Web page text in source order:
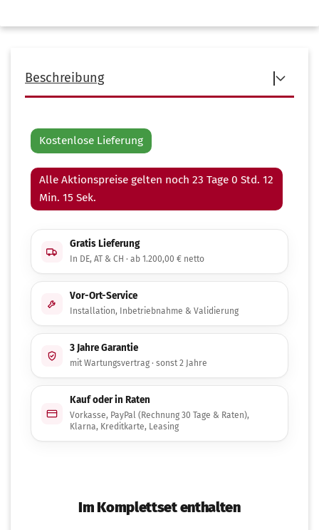
Beschreibung
Kostenlose Lieferung
Alle Aktionspreise gelten noch 23 Tage 0 Std. 12
Min. 14 Sek.
Gratis Lieferung
In DE, AT & CH · ab 1.200,00 € netto
Vor-Ort-Service
Installation, Inbetriebnahme & Validierung
3 Jahre Garantie
mit Wartungsvertrag · sonst 2 Jahre
Kauf oder in Raten
Vorkasse, PayPal (Rechnung 30 Tage & Raten),
Klarna, Kreditkarte, Leasing
Im Komplettset enthalten